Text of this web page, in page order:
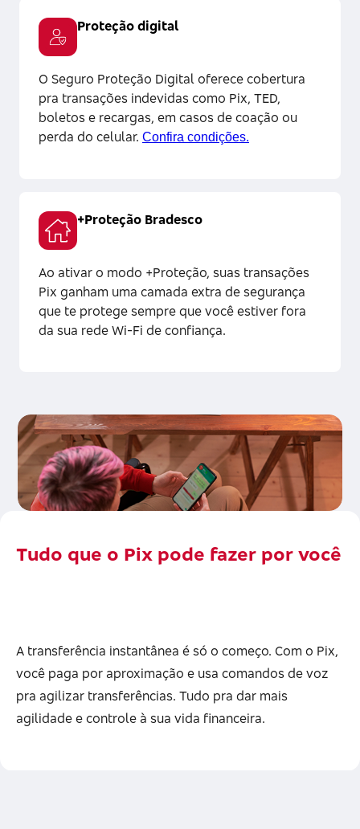
Proteção digital
O Seguro Proteção Digital oferece cobertura
pra transações indevidas como Pix, TED,
boletos e recargas, em casos de coação ou
perda do celular. Confira condições.
+Proteção Bradesco
Ao ativar o modo +Proteção, suas transações
Pix ganham uma camada extra de segurança
que te protege sempre que você estiver fora
da sua rede Wi-Fi de confiança.
Tudo que o Pix pode fazer por você
A transferência instantânea é só o começo. Com o Pix,
você paga por aproximação e usa comandos de voz
pra agilizar transferências. Tudo pra dar mais
agilidade e controle à sua vida financeira.